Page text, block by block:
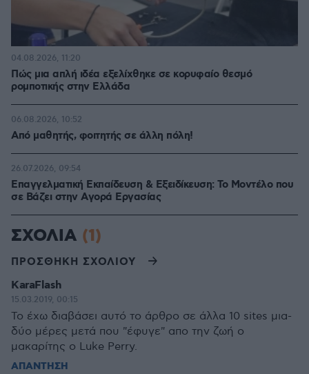
Πώς μια απλή ιδέα εξελίχθηκε σε κορυφαίο θεσμό
ρομποτικής στην Ελλάδα
04.08.2026, 11:20
Από μαθητής, φοιτητής σε άλλη πόλη!
06.08.2026, 10:52
Επαγγελματική Εκπαίδευση & Εξειδίκευση: Το Mοντέλο που
σε Bάζει στην Aγορά Eργασίας
26.07.2026, 09:54
ΣΧΟΛΙΑ (1)
ΠΡΟΣΘΗΚΗ ΣΧΟΛΙΟΥ
KaraFlash
15.03.2019, 00:15
Το έχω διαβάσει αυτό το άρθρο σε άλλα 10 sites μια-
δύο μέρες μετά που "έφυγε" απο την ζωή ο
μακαρίτης ο Luke Perry.
ΑΠΑΝΤΗΣΗ